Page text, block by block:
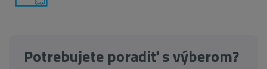
Potrebujete poradiť s výberom?